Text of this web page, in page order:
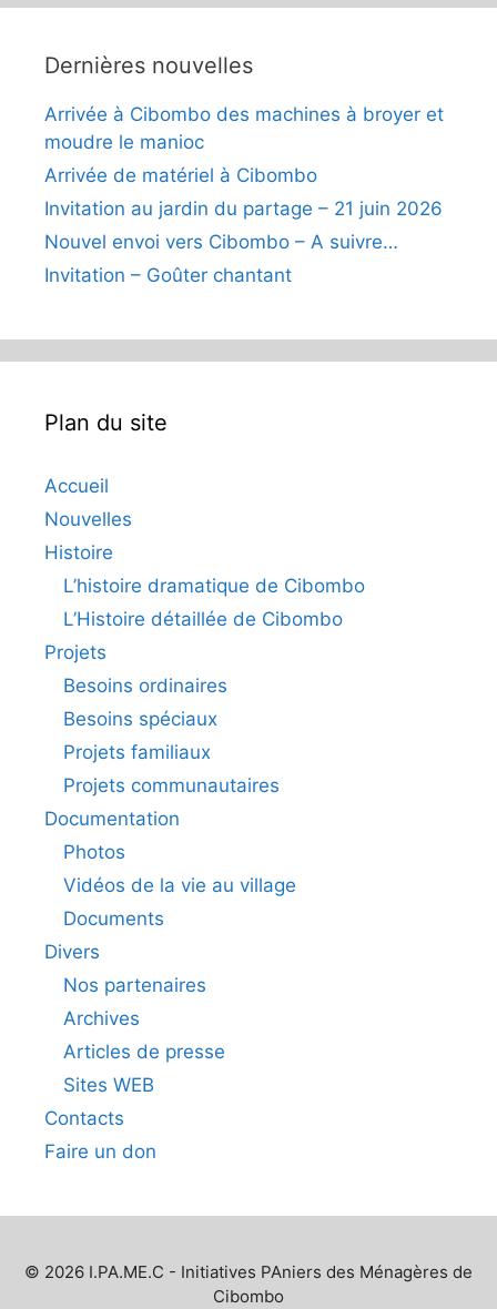
Dernières nouvelles
Arrivée à Cibombo des machines à broyer et
moudre le manioc
Arrivée de matériel à Cibombo
Invitation au jardin du partage – 21 juin 2026
Nouvel envoi vers Cibombo – A suivre…
Invitation – Goûter chantant
Plan du site
Accueil
Nouvelles
Histoire
L’histoire dramatique de Cibombo
L’Histoire détaillée de Cibombo
Projets
Besoins ordinaires
Besoins spéciaux
Projets familiaux
Projets communautaires
Documentation
Photos
Vidéos de la vie au village
Documents
Divers
Nos partenaires
Archives
Articles de presse
Sites WEB
Contacts
Faire un don
© 2026 I.PA.ME.C - Initiatives PAniers des Ménagères de
Cibombo